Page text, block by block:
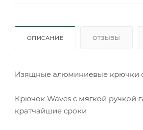
ОПИСАНИЕ ОТЗЫВЫ
Изящные алюминиевые крючки
Крючок Waves с мягкой ручкой
кратчайшие сроки